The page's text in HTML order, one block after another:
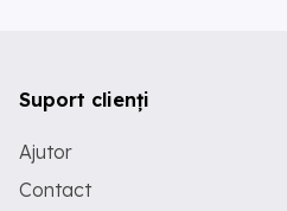
Suport clienți
Ajutor
Contact